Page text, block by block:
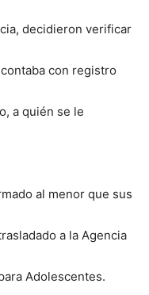
decidieron verificar
con registro
a quién se le
al menor que sus
a la Agencia
Adolescentes.